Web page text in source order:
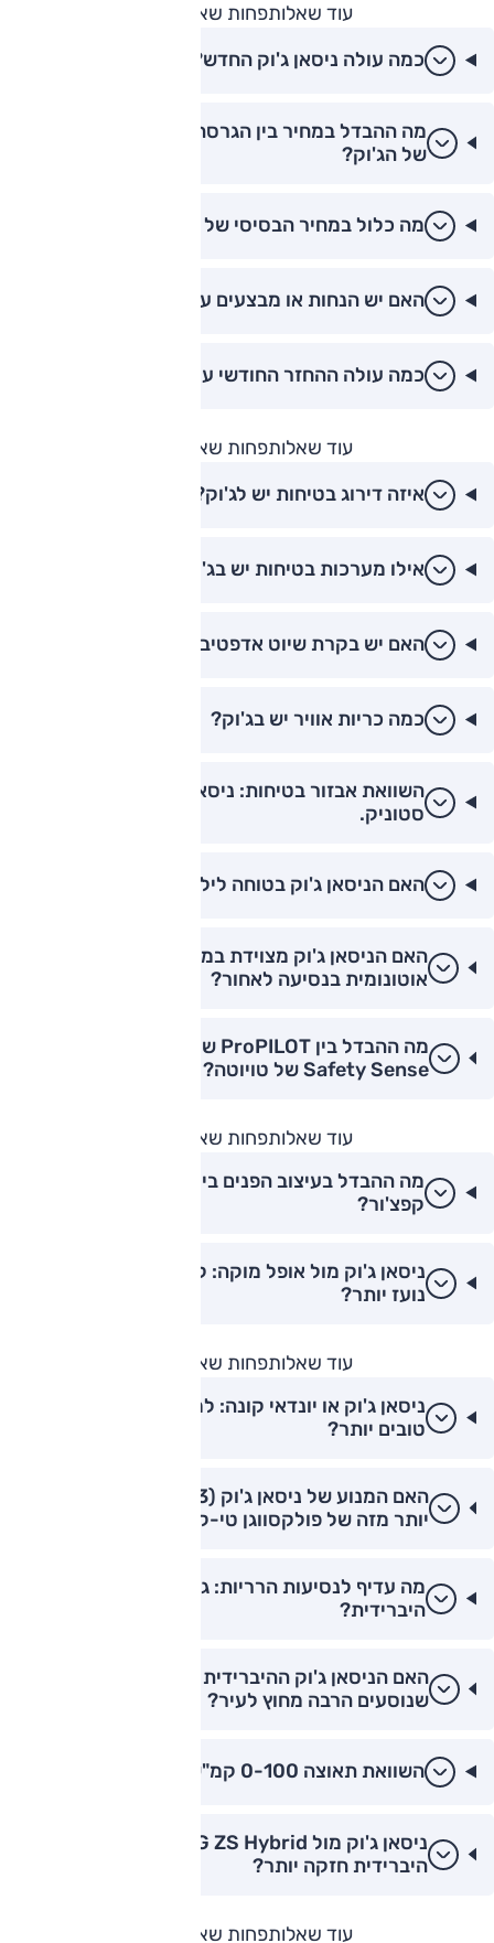
עוד שאלותפחות שאלות
כמה עולה ניסאן ג'וק החדש?
מה ההבדל במחיר בין הגרסה הבנזינית להיברידית
של הג'וק?
מה כלול במחיר הבסיסי של ניסאן ג'וק?
האם יש הנחות או מבצעים על ניסאן ג'וק?
כמה עולה ההחזר החודשי על ניסאן ג'וק?
עוד שאלותפחות שאלות
איזה דירוג בטיחות יש לג'וק?
אילו מערכות בטיחות יש בג'וק?
האם יש בקרת שיוט אדפטיבית בג'וק?
כמה כריות אוויר יש בג'וק?
השוואת אבזור בטיחות: ניסאן ג'וק מול קיה
סטוניק.
האם הניסאן ג'וק בטוחה לילדים? (מבחני ריסוק).
האם הניסאן ג'וק מצוידת במערכת בלימה
אוטונומית בנסיעה לאחור?
מה ההבדל בין ProPILOT של ניסאן למערכת ה-
Safety Sense של טויוטה?
עוד שאלותפחות שאלות
מה ההבדל בעיצוב הפנים בין ניסאן ג'וק לרנו
קפצ'ור?
ניסאן ג'וק מול אופל מוקה: למי יש עיצוב חיצוני
נועז יותר?
עוד שאלותפחות שאלות
ניסאן ג'וק או יונדאי קונה: למי יש ביצועי מנוע
טובים יותר?
יותר מזה של פולקסווגן טי-קרוס?
מה עדיף לנסיעות הרריות: ג'וק טורבו או קונה
היברידית?
האם הניסאן ג'וק ההיברידית מתאימה לנהגים
שנוסעים הרבה מחוץ לעיר?
השוואת תאוצה 0-100 קמ"ש: ג'וק, 2008 וארונה.
היברידית חזקה יותר?
עוד שאלותפחות שאלות